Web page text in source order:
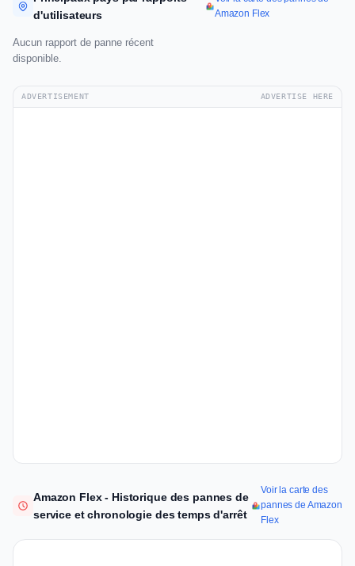
d'utilisateurs
Amazon Flex
Aucun rapport de panne récent
disponible.
ADVERTISEMENT ADVERTISE HERE
Amazon Flex - Historique des pannes de
service et chronologie des temps d'arrêt
Voir la carte des
pannes de Amazon
Flex